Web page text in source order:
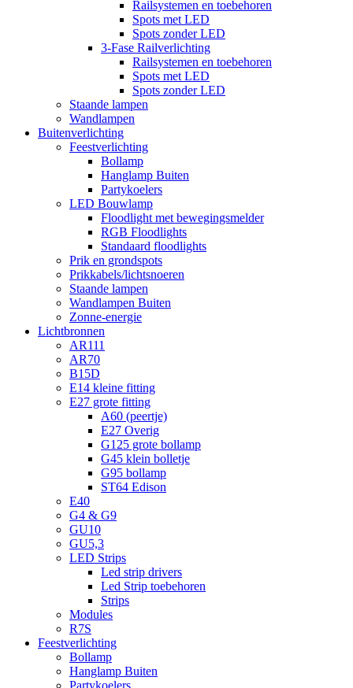
Railsystemen en toebehoren
Spots met LED
Spots zonder LED
3-Fase Railverlichting
Railsystemen en toebehoren
Spots met LED
Spots zonder LED
Staande lampen
Wandlampen
Buitenverlichting
Feestverlichting
Bollamp
Hanglamp Buiten
Partykoelers
LED Bouwlamp
Floodlight met bewegingsmelder
RGB Floodlights
Standaard floodlights
Prik en grondspots
Prikkabels/lichtsnoeren
Staande lampen
Wandlampen Buiten
Zonne-energie
Lichtbronnen
AR111
AR70
B15D
E14 kleine fitting
E27 grote fitting
A60 (peertje)
E27 Overig
G125 grote bollamp
G45 klein bolletje
G95 bollamp
ST64 Edison
E40
G4 & G9
GU10
GU5,3
LED Strips
Led strip drivers
Led Strip toebehoren
Strips
Modules
R7S
Feestverlichting
Bollamp
Hanglamp Buiten
Partykoelers